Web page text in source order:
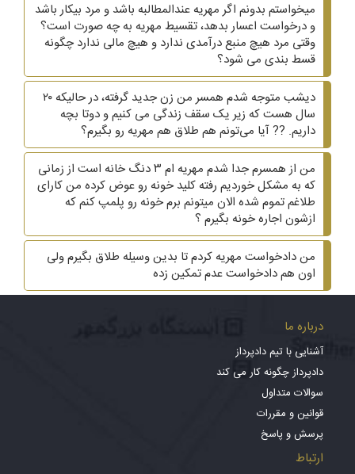
میخواستم بدونم اگر مهریه عندالمطالبه باشد و مرد بیکار باشد
و درخواست اعسار بدهد، تقسیط مهریه به چه صورت است؟
وقتی مرد هیچ منبع درآمدی ندارد و هیچ مالی ندارد چگونه
قسط بندی می شود؟
دیشب متوجه شدم همسر من زن جدید گرفته، در حالیکه ۲۰
سال هست که زیر یک سقف زندگی می کنیم و دوتا بچه
داریم. ?? آیا می‌تونم هم طلاق هم مهریه رو بگیرم؟
من از همسرم جدا شدم مهریه ام ۳ دنگ خانه است از زمانی
که به مشکل خوردیم رفته کلید خونه رو عوض کرده من کارای
طلاغم تموم شده الان میتونم برم خونه رو پلمپ کنم که
ازشون اجاره خونه بگیرم ؟
من دادخواست مهریه کردم تا بدین وسیله طلاق بگیرم ولی
اون هم دادخواست عدم تمکین زده
درباره ما
آشنایی با تیم دادپرداز
دادپرداز چگونه کار می کند
سوالات متداول
قوانین و مقررات
پرسش و پاسخ
ارتباط